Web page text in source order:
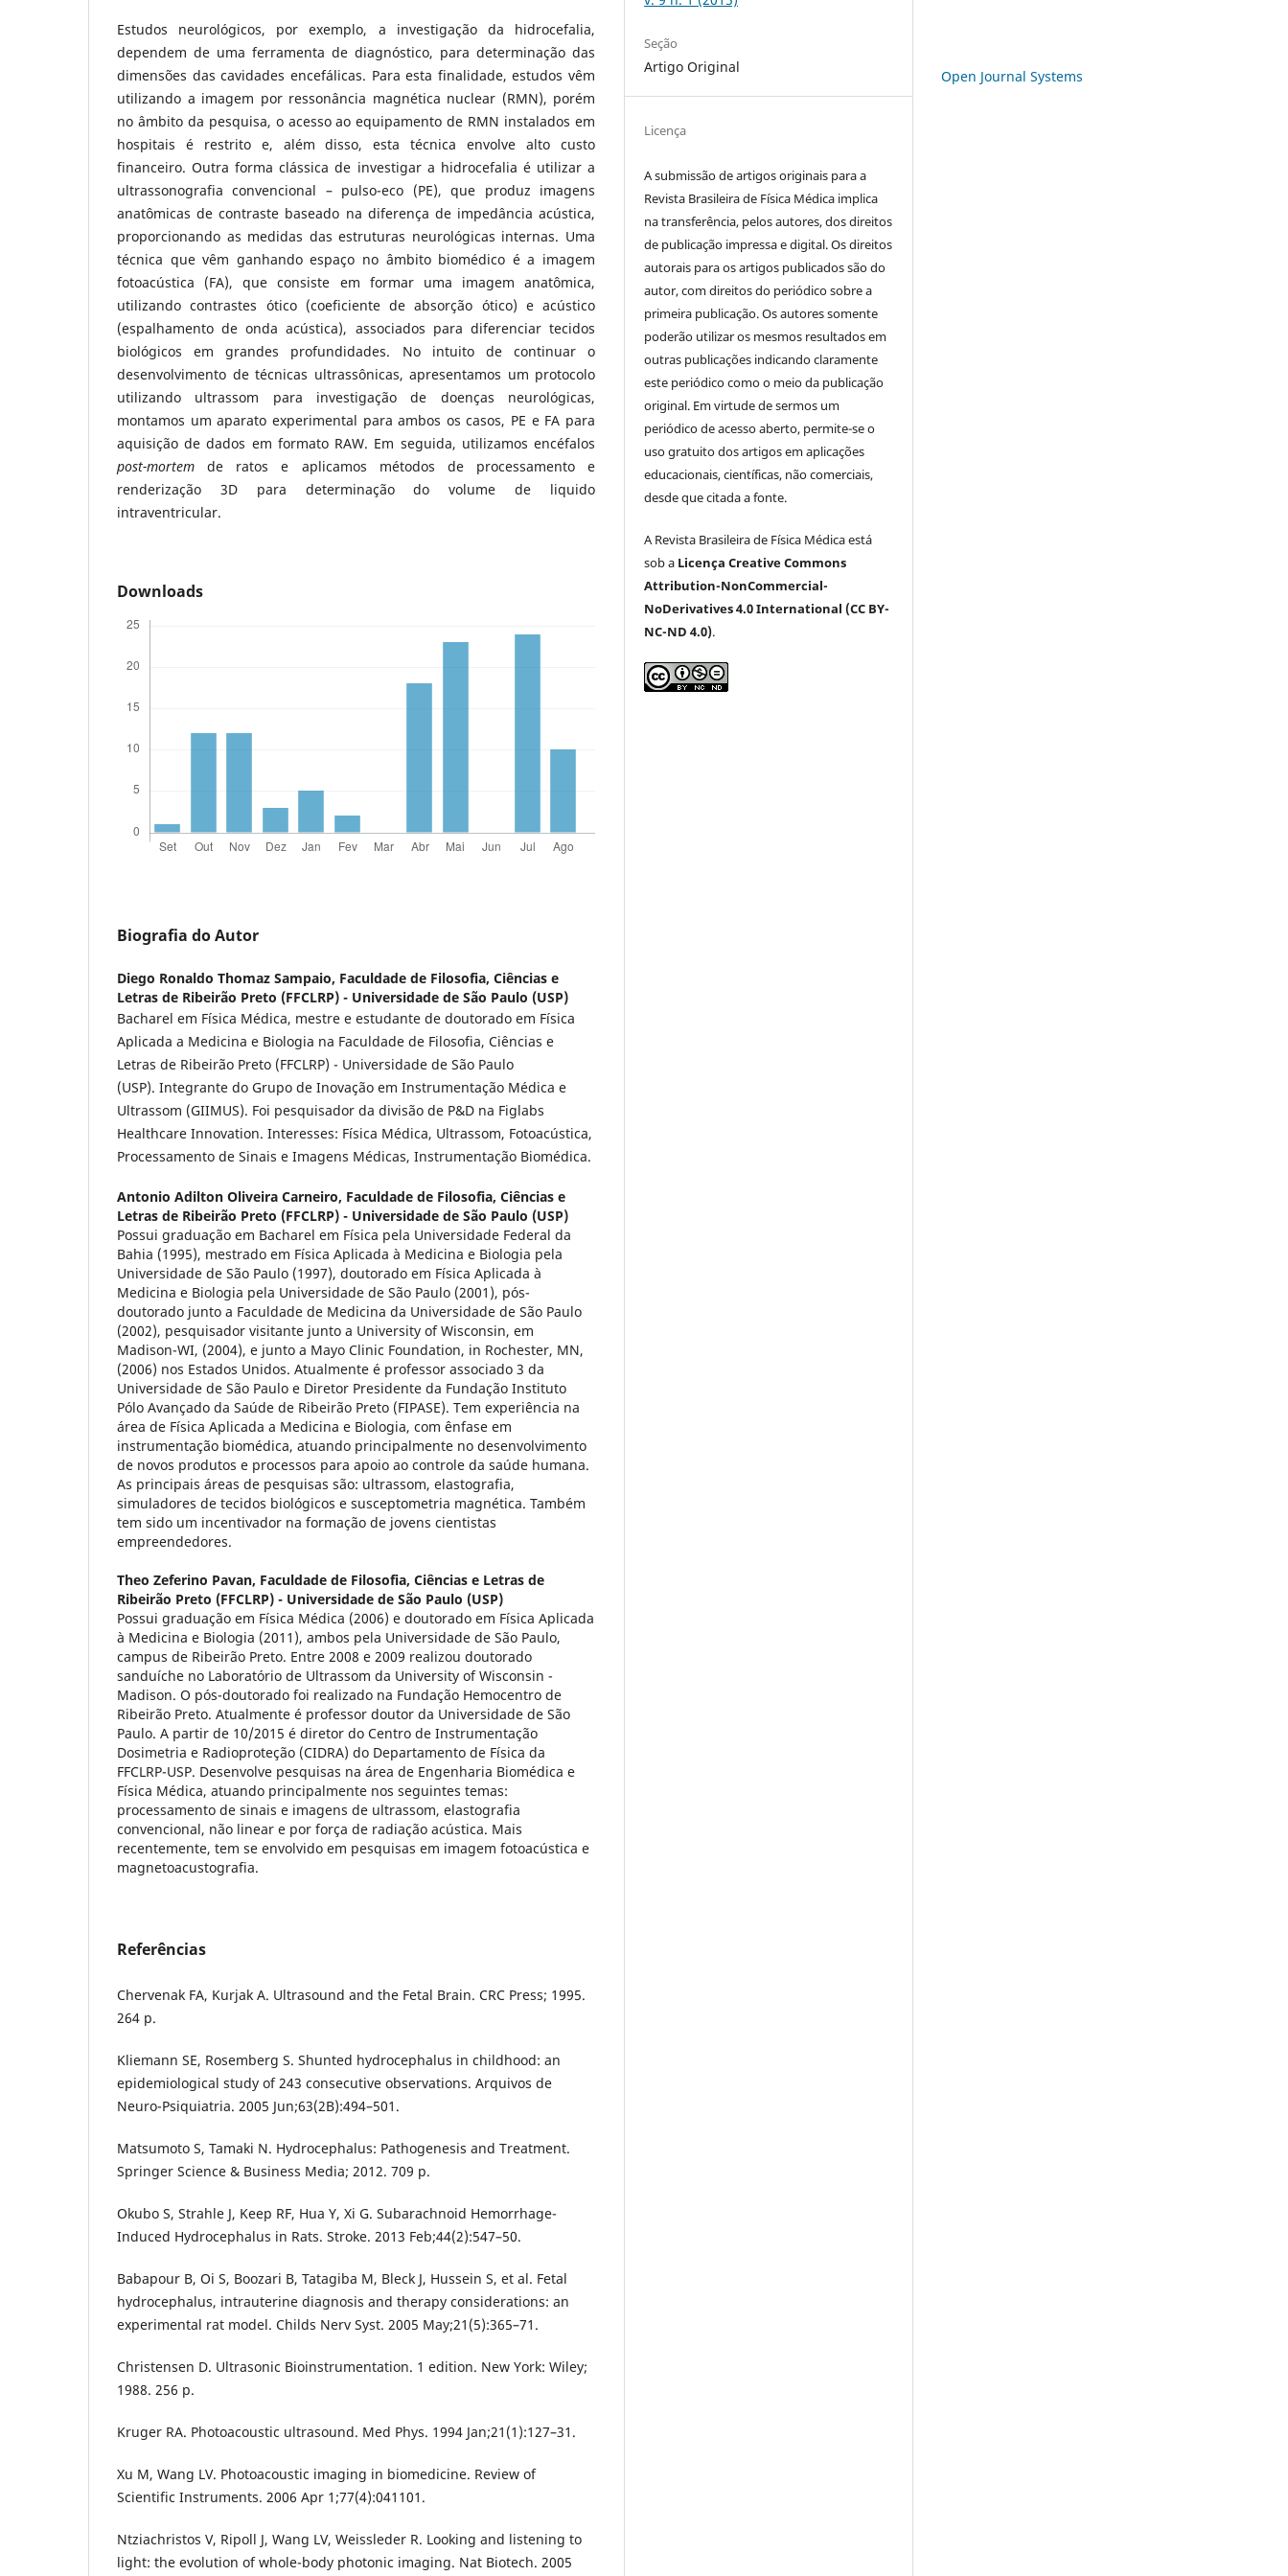
Estudos neurológicos, por exemplo, a investigação da hidrocefalia,
dependem de uma ferramenta de diagnóstico, para determinação das
dimensões das cavidades encefálicas. Para esta finalidade, estudos vêm
utilizando a imagem por ressonância magnética nuclear (RMN), porém
no âmbito da pesquisa, o acesso ao equipamento de RMN instalados em
hospitais é restrito e, além disso, esta técnica envolve alto custo
financeiro. Outra forma clássica de investigar a hidrocefalia é utilizar a
ultrassonografia convencional – pulso-eco (PE), que produz imagens
anatômicas de contraste baseado na diferença de impedância acústica,
proporcionando as medidas das estruturas neurológicas internas. Uma
técnica que vêm ganhando espaço no âmbito biomédico é a imagem
fotoacústica (FA), que consiste em formar uma imagem anatômica,
utilizando contrastes ótico (coeficiente de absorção ótico) e acústico
(espalhamento de onda acústica), associados para diferenciar tecidos
biológicos em grandes profundidades. No intuito de continuar o
desenvolvimento de técnicas ultrassônicas, apresentamos um protocolo
utilizando ultrassom para investigação de doenças neurológicas,
montamos um aparato experimental para ambos os casos, PE e FA para
aquisição de dados em formato RAW. Em seguida, utilizamos encéfalos
post-mortem de ratos e aplicamos métodos de processamento e
renderização 3D para determinação do volume de liquido
intraventricular.
Downloads
Biografia do Autor
Diego Ronaldo Thomaz Sampaio, Faculdade de Filosofia, Ciências e
Letras de Ribeirão Preto (FFCLRP) - Universidade de São Paulo (USP)
Bacharel em Física Médica, mestre e estudante de doutorado em Física
Aplicada a Medicina e Biologia na Faculdade de Filosofia, Ciências e
Letras de Ribeirão Preto (FFCLRP) - Universidade de São Paulo
(USP). Integrante do Grupo de Inovação em Instrumentação Médica e
Ultrassom (GIIMUS). Foi pesquisador da divisão de P&D na Figlabs
Healthcare Innovation. Interesses: Física Médica, Ultrassom, Fotoacústica,
Processamento de Sinais e Imagens Médicas, Instrumentação Biomédica.
Antonio Adilton Oliveira Carneiro, Faculdade de Filosofia, Ciências e
Letras de Ribeirão Preto (FFCLRP) - Universidade de São Paulo (USP)
Possui graduação em Bacharel em Física pela Universidade Federal da
Bahia (1995), mestrado em Física Aplicada à Medicina e Biologia pela
Universidade de São Paulo (1997), doutorado em Física Aplicada à
Medicina e Biologia pela Universidade de São Paulo (2001), pós-
doutorado junto a Faculdade de Medicina da Universidade de São Paulo
(2002), pesquisador visitante junto a University of Wisconsin, em
Madison-WI, (2004), e junto a Mayo Clinic Foundation, in Rochester, MN,
(2006) nos Estados Unidos. Atualmente é professor associado 3 da
Universidade de São Paulo e Diretor Presidente da Fundação Instituto
Pólo Avançado da Saúde de Ribeirão Preto (FIPASE). Tem experiência na
área de Física Aplicada a Medicina e Biologia, com ênfase em
instrumentação biomédica, atuando principalmente no desenvolvimento
de novos produtos e processos para apoio ao controle da saúde humana.
As principais áreas de pesquisas são: ultrassom, elastografia,
simuladores de tecidos biológicos e susceptometria magnética. Também
tem sido um incentivador na formação de jovens cientistas
empreendedores.
Theo Zeferino Pavan, Faculdade de Filosofia, Ciências e Letras de
Ribeirão Preto (FFCLRP) - Universidade de São Paulo (USP)
Possui graduação em Física Médica (2006) e doutorado em Física Aplicada
à Medicina e Biologia (2011), ambos pela Universidade de São Paulo,
campus de Ribeirão Preto. Entre 2008 e 2009 realizou doutorado
sanduíche no Laboratório de Ultrassom da University of Wisconsin -
Madison. O pós-doutorado foi realizado na Fundação Hemocentro de
Ribeirão Preto. Atualmente é professor doutor da Universidade de São
Paulo. A partir de 10/2015 é diretor do Centro de Instrumentação
Dosimetria e Radioproteção (CIDRA) do Departamento de Física da
FFCLRP-USP. Desenvolve pesquisas na área de Engenharia Biomédica e
Física Médica, atuando principalmente nos seguintes temas:
processamento de sinais e imagens de ultrassom, elastografia
convencional, não linear e por força de radiação acústica. Mais
recentemente, tem se envolvido em pesquisas em imagem fotoacústica e
magnetoacustografia.
Referências
Chervenak FA, Kurjak A. Ultrasound and the Fetal Brain. CRC Press; 1995.
264 p.
Kliemann SE, Rosemberg S. Shunted hydrocephalus in childhood: an
epidemiological study of 243 consecutive observations. Arquivos de
Neuro-Psiquiatria. 2005 Jun;63(2B):494–501.
Matsumoto S, Tamaki N. Hydrocephalus: Pathogenesis and Treatment.
Springer Science & Business Media; 2012. 709 p.
Okubo S, Strahle J, Keep RF, Hua Y, Xi G. Subarachnoid Hemorrhage-
Induced Hydrocephalus in Rats. Stroke. 2013 Feb;44(2):547–50.
Babapour B, Oi S, Boozari B, Tatagiba M, Bleck J, Hussein S, et al. Fetal
hydrocephalus, intrauterine diagnosis and therapy considerations: an
experimental rat model. Childs Nerv Syst. 2005 May;21(5):365–71.
Christensen D. Ultrasonic Bioinstrumentation. 1 edition. New York: Wiley;
1988. 256 p.
Kruger RA. Photoacoustic ultrasound. Med Phys. 1994 Jan;21(1):127–31.
Xu M, Wang LV. Photoacoustic imaging in biomedicine. Review of
Scientific Instruments. 2006 Apr 1;77(4):041101.
Ntziachristos V, Ripoll J, Wang LV, Weissleder R. Looking and listening to
light: the evolution of whole-body photonic imaging. Nat Biotech. 2005
Seção
Artigo Original
Licença
A submissão de artigos originais para a
Revista Brasileira de Física Médica implica
na transferência, pelos autores, dos direitos
de publicação impressa e digital. Os direitos
autorais para os artigos publicados são do
autor, com direitos do periódico sobre a
primeira publicação. Os autores somente
poderão utilizar os mesmos resultados em
outras publicações indicando claramente
este periódico como o meio da publicação
original. Em virtude de sermos um
periódico de acesso aberto, permite-se o
uso gratuito dos artigos em aplicações
educacionais, científicas, não comerciais,
desde que citada a fonte.
A Revista Brasileira de Física Médica está
sob a Licença Creative Commons
Attribution-NonCommercial-
NoDerivatives 4.0 International (CC BY-
NC-ND 4.0).
Open Journal Systems